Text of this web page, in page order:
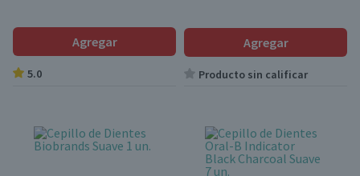
Agregar
5.0
Agregar
Producto sin calificar